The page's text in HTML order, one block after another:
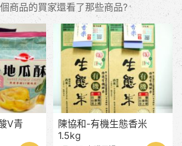
商品的買家還看了那些商品?
V青
陳協和-有機生態香米
1.5kg